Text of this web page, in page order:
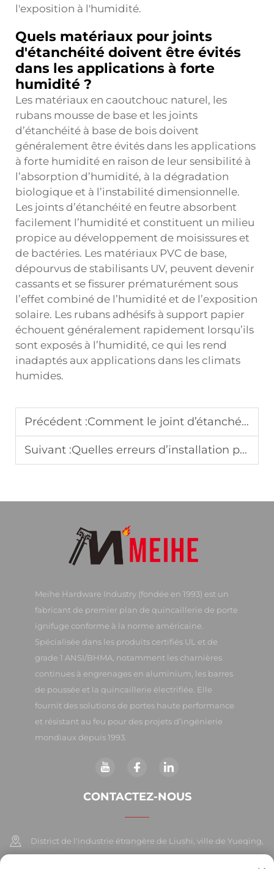
l'exposition à l'humidité.
Quels matériaux pour joints
d'étanchéité doivent être évités
dans les applications à forte
humidité ?
Les matériaux en caoutchouc naturel, les
rubans mousse de base et les joints
d’étanchéité à base de bois doivent
généralement être évités dans les applications
à forte humidité en raison de leur sensibilité à
l’absorption d’humidité, à la dégradation
biologique et à l’instabilité dimensionnelle.
Les joints d’étanchéité en feutre absorbent
facilement l’humidité et constituent un milieu
propice au développement de moisissures et
de bactéries. Les matériaux PVC de base,
dépourvus de stabilisants UV, peuvent devenir
cassants et se fissurer prématurément sous
l’effet combiné de l’humidité et de l’exposition
solaire. Les rubans adhésifs à support papier
échouent généralement rapidement lorsqu’ils
sont exposés à l’humidité, ce qui les rend
inadaptés aux applications dans les climats
humides.
Précédent :Comment le joint d’étanchéité améliore le confort thermique près des portes d’entrée
Suivant :Quelles erreurs d’installation provoquent des espaces dans les joints d’étanchéité
Meihe Hardware Industry (fondée en 1993) est un
fabricant de premier plan de quincaillerie de porte
ignifuge conforme à la norme américaine.
Spécialisée dans les produits certifiés UL et de
grade 1 ANSI/BHMA, notamment les charnières
continues à engrenages en aluminium, les barres
de poussée et la quincaillerie électrifiée. Elle
fournit des solutions de portes haute performance
et résistant au feu pour des projets d’ingénierie
mondiaux depuis 1993.
CONTACTEZ-NOUS
District de l'industrie étrangère de Liushi, ville de Yueqing,
Chine 325604